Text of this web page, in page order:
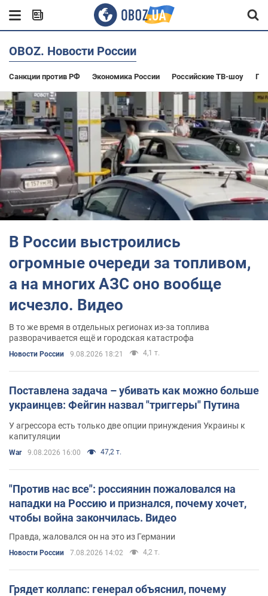
OBOZ. Новости России
Санкции против РФ Экономика России Российские ТВ-шоу
В России выстроились
огромные очереди за топливом,
а на многих АЗС оно вообще
исчезло. Видео
В то же время в отдельных регионах из-за топлива
разворачивается ещё и городская катастрофа
Новости России 9.08.2026 18:21 4,1 т.
Поставлена задача – убивать как можно больше
украинцев: Фейгин назвал "триггеры" Путина
У агрессора есть только две опции принуждения Украины к
капитуляции
War 9.08.2026 16:00 47,2 т.
"Против нас все": россиянин пожаловался на
нападки на Россию и признался, почему хочет,
чтобы война закончилась. Видео
Правда, жаловался он на это из Германии
Новости России 7.08.2026 14:02 4,2 т.
Грядет коллапс: генерал объяснил, почему